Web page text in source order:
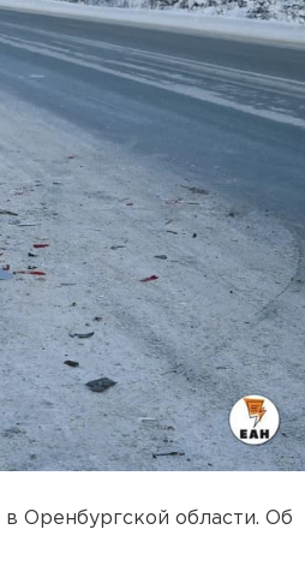
в Оренбургской области. Об